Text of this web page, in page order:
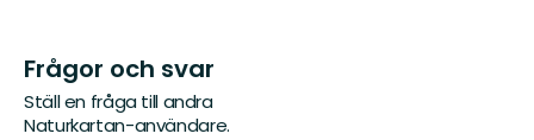
Frågor och svar
Ställ en fråga till andra
Naturkartan-användare.